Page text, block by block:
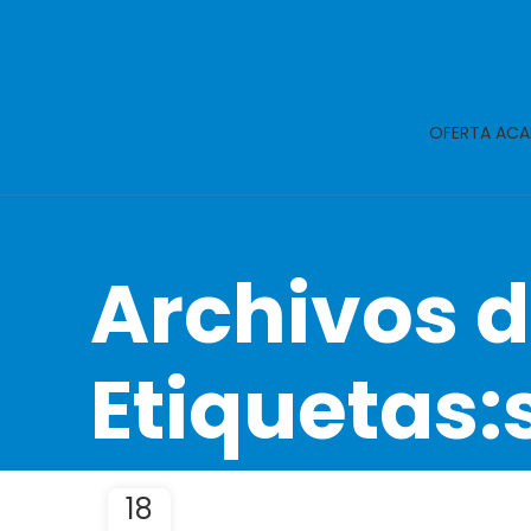
OFERTA
Archivos
18